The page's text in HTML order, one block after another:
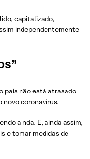
capitalizado,
independentemente
país não está atrasado
novo coronavírus.
ainda. E, ainda assim,
e tomar medidas de